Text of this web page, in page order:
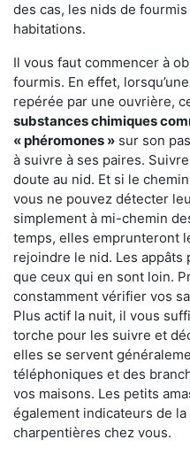
des cas, les nids de
habitations.
Il vous faut commencer à
fourmis. En effet,
repérée par une ouvrière,
substances chimiques
« phéromones » sur son
à suivre à ses paires.
doute au nid. Et si le
vous ne pouvez détecter
simplement à mi-chemin
temps, elles emprunteront
rejoindre le nid. Les
que ceux qui en sont loin.
constamment vérifier vos
Plus actif la nuit, il vous
torche pour les suivre et
elles se servent
téléphoniques et des
vos maisons. Les petits
également indicateurs de
charpentières chez vous.